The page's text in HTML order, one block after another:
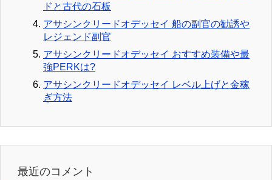
ドと古代の石板
アサシンクリードオデッセイ 船の副官の勧誘や
レジェンド副官
アサシンクリードオデッセイ おすすめ装備や最
強PERKは?
アサシンクリードオデッセイ レベル上げと金稼
ぎ方法
最近のコメント